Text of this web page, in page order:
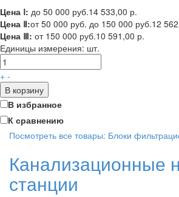
Цена Ⅰ: до 50 000 руб.14 533,00 р.
Цена Ⅱ:от 50 000 руб. до 150 000 руб.12
Цена Ⅲ: от 150 000 руб.10 591,00 р.
Единицы измерения: шт.
+ -
В корзину
В избранное
К сравнению
Посмотреть все товары: Блоки
Канализационные
станции